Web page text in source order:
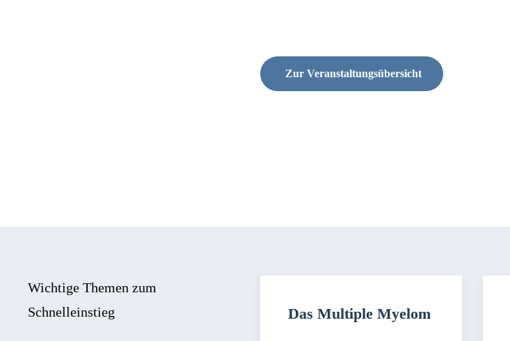
Zur Veranstaltungsübersicht
Wichtige Themen zum
Schnelleinstieg
Das Multiple Myelom